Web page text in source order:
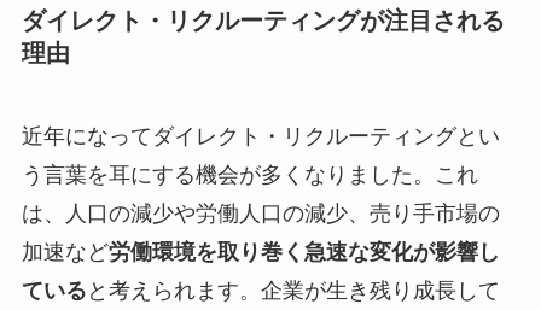
ダイレクト・リクルーティングが注目される
理由
近年になってダイレクト・リクルーティングとい
う言葉を耳にする機会が多くなりました。これ
は、人口の減少や労働人口の減少、売り手市場の
加速など労働環境を取り巻く急速な変化が影響し
ている と考えられます。企業が生き残り成長して